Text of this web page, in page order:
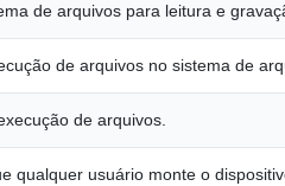
de arquivos para leitura e
de arquivos no sistema de
de arquivos.
qualquer usuário monte o